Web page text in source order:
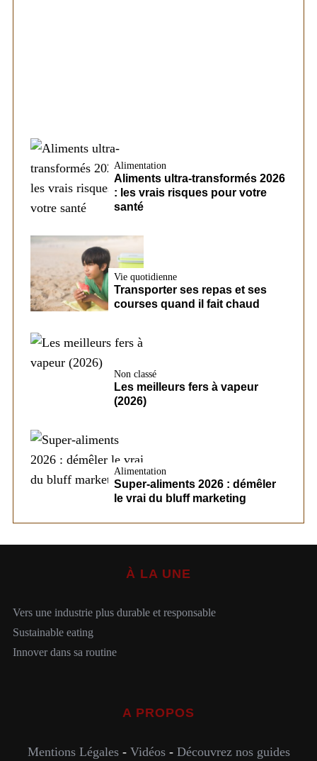
Alimentation
Aliments ultra-transformés 2026
: les vrais risques pour votre
santé
Vie quotidienne
Transporter ses repas et ses
courses quand il fait chaud
Non classé
Les meilleurs fers à vapeur
(2026)
Alimentation
Super-aliments 2026 : démêler
le vrai du bluff marketing
À LA UNE
Vers une industrie plus durable et responsable
Sustainable eating
Innover dans sa routine
A PROPOS
Mentions Légales- Vidéos- Découvrez nos guides